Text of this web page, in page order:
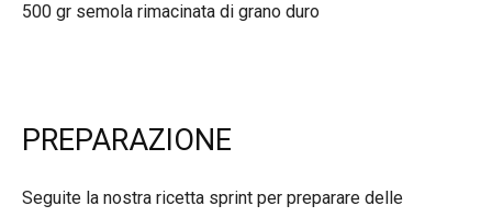
500 gr semola rimacinata di grano duro
PREPARAZIONE
Seguite la nostra ricetta sprint per preparare delle